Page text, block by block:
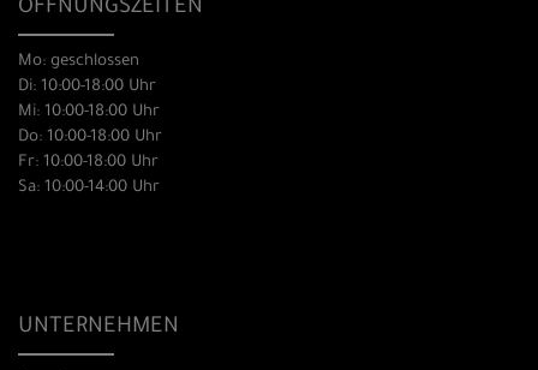
ÖFFNUNGSZEITEN
Mo: geschlossen
Di: 10:00-18:00 Uhr
Mi: 10:00-18:00 Uhr
Do: 10:00-18:00 Uhr
Fr: 10:00-18:00 Uhr
Sa: 10:00-14:00 Uhr
UNTERNEHMEN